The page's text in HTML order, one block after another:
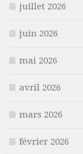
juillet 2026
juin 2026
mai 2026
avril 2026
mars 2026
février 2026